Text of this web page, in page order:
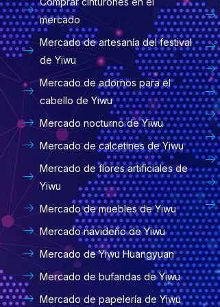
mercado
Mercado de artesanía del festival
de Yiwu
Mercado de adornos para el
cabello de Yiwu
Mercado nocturno de Yiwu
Mercado de calcetines de Yiwu
Mercado de flores artificiales de
Yiwu
Mercado de muebles de Yiwu
Mercado navideño de Yiwu
Mercado de Yiwu Huangyuan
Mercado de bufandas de Yiwu
Mercado de papelería de Yiwu